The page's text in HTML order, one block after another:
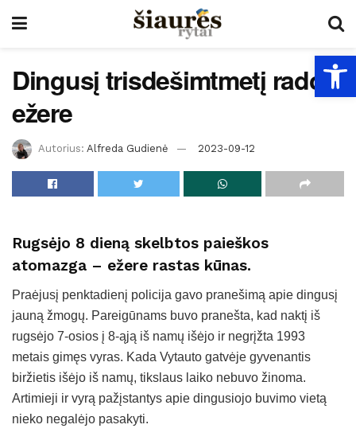
Dingusį trisdešimtmetį rado
ežere
Autorius: Alfreda Gudienė 2023-09-12
Rugsėjo 8 dieną skelbtos paieškos
atomazga – ežere rastas kūnas.
Praėjusį penktadienį policija gavo pranešimą apie dingusį
jauną žmogų. Pareigūnams buvo pranešta, kad naktį iš
rugsėjo 7-osios į 8-ąją iš namų išėjo ir negrįžta 1993
metais gimęs vyras. Kada Vytauto gatvėje gyvenantis
biržietis išėjo iš namų, tikslaus laiko nebuvo žinoma.
Artimieji ir vyrą pažįstantys apie dingusiojo buvimo vietą
nieko negalėjo pasakyti.